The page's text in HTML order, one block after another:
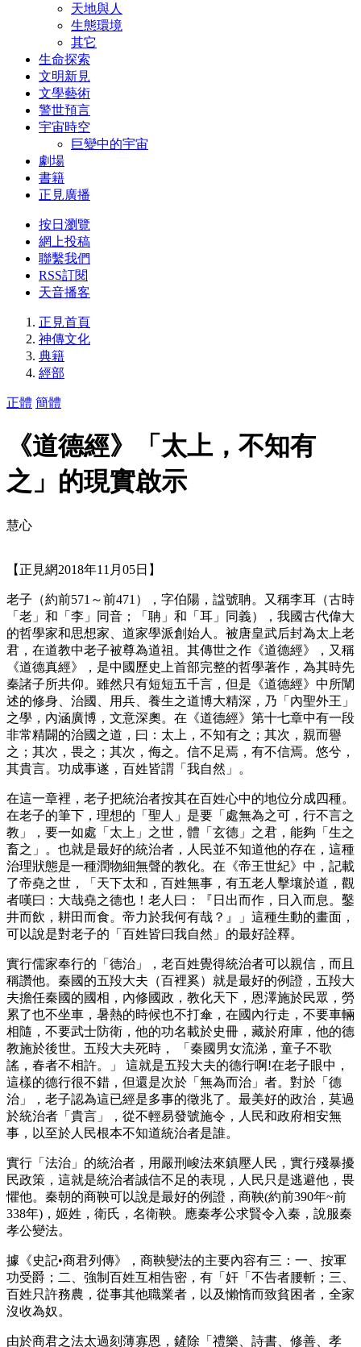
天地與人
生態環境
其它
生命探索
文明新見
文學藝術
警世預言
宇宙時空
巨變中的宇宙
劇場
書籍
正見廣播
按日瀏覽
網上投稿
聯繫我們
RSS訂閱
天音播客
正見首頁
神傳文化
典籍
經部
正體 簡體
《道德經》「太上，不知有
之」的現實啟示
慧心
【正見網2018年11月05日】
老子（約前571～前471），字伯陽，諡號聃。又稱李耳（古時
「老」和「李」同音；「聃」和「耳」同義），我國古代偉大
的哲學家和思想家、道家學派創始人。被唐皇武后封為太上老
君，在道教中老子被尊為道祖。其傳世之作《道德經》，又稱
《道德真經》，是中國歷史上首部完整的哲學著作，為其時先
秦諸子所共仰。雖然只有短短五千言，但是《道德經》中所闡
述的修身、治國、用兵、養生之道博大精深，乃「內聖外王」
之學，內涵廣博，文意深奧。在《道德經》第十七章中有一段
非常精闢的治國之道，曰：太上，不知有之；其次，親而譽
之；其次，畏之；其次，侮之。信不足焉，有不信焉。悠兮，
其貴言。功成事遂，百姓皆謂「我自然」。
在這一章裡，老子把統治者按其在百姓心中的地位分成四種。
在老子的筆下，理想的「聖人」是要「處無為之可，行不言之
教」，要一如處「太上」之世，體「玄德」之君，能夠「生之
畜之」。也就是最好的統治者，人民並不知道他的存在，這種
治理狀態是一種潤物細無聲的教化。在《帝王世紀》中，記載
了帝堯之世，「天下太和，百姓無事，有五老人擊壤於道，觀
者嘆曰：大哉堯之德也！老人曰：『日出而作，日入而息。鑿
井而飲，耕田而食。帝力於我何有哉？』」這種生動的畫面，
可以說是對老子的「百姓皆曰我自然」的最好詮釋。
實行儒家奉行的「德治」，老百姓覺得統治者可以親信，而且
稱讚他。秦國的五羖大夫（百裡奚）就是最好的例證，五羖大
夫擔任秦國的國相，內修國政，教化天下，恩澤施於民眾，勞
累了也不坐車，暑熱的時候也不打傘，在國內行走，不要車輛
相隨，不要武士防衛，他的功名載於史冊，藏於府庫，他的德
教施於後世。五羖大夫死時， 「秦國男女流涕，童子不歌
謠，春者不相許。」 這就是五羖大夫的德行啊!在老子眼中，
這樣的德行很不錯，但還是次於「無為而治」者。對於「德
治」，老子認為這已經是多事的徵兆了。最美好的政治，莫過
於統治者「貴言」，從不輕易發號施令，人民和政府相安無
事，以至於人民根本不知道統治者是誰。
實行「法治」的統治者，用嚴刑峻法來鎮壓人民，實行殘暴擾
民政策，這就是統治者誠信不足的表現，人民只是逃避他，畏
懼他。秦朝的商鞅可以說是最好的例證，商鞅(約前390年~前
338年)，姬姓，衛氏，名衛鞅。應秦孝公求賢令入秦，說服秦
孝公變法。
據《史記•商君列傳》，商鞅變法的主要內容有三：一、按軍
功受爵；二、強制百姓互相告密，有「奸「不告者腰斬；三、
百姓只許務農，從事其他職業者，以及懶惰而致貧困者，全家
沒收為奴。
由於商君之法太過刻薄寡恩，鏟除「禮樂、詩書、修善、孝